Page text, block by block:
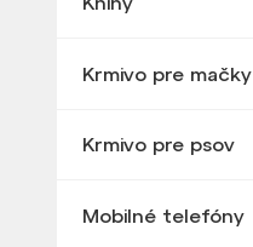
Krmivo pre mačky
Krmivo pre psov
Mobilné telefóny